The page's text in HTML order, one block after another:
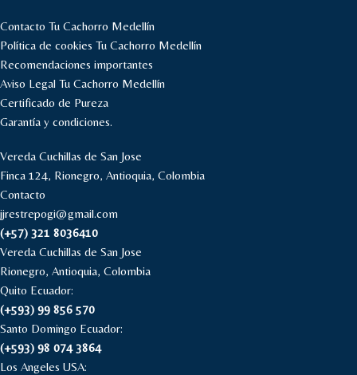
Contacto Tu Cachorro Medellín
Política de cookies Tu Cachorro Medellín
Recomendaciones importantes
Aviso Legal Tu Cachorro Medellín
Certificado de Pureza
Garantía y condiciones.
Vereda Cuchillas de San Jose
Finca 124, Rionegro, Antioquia, Colombia
Contacto
jjrestrepogi@gmail.com
(+57) 321 8036410
Vereda Cuchillas de San Jose
Rionegro, Antioquia, Colombia
Quito Ecuador:
(+593) 99 856 570
Santo Domingo Ecuador:
(+593) 98 074 3864
Los Angeles USA: